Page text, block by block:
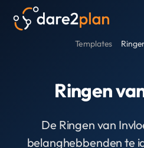
Templates
Ringen
De Ringen van
belanghebbenden te